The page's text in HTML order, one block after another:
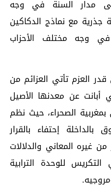
مدار السنة في وجه
جذرية مع نماذج الدكاكين
في وجه مختلف الأحزاب
العزم تأتي العزائم من
أبانت عن معدنها الأصيل
بمغربية الصحراء، حيث نظم
إحتفاء بالقرار
غيره المعاني والدلالات
للوحدة الترابية